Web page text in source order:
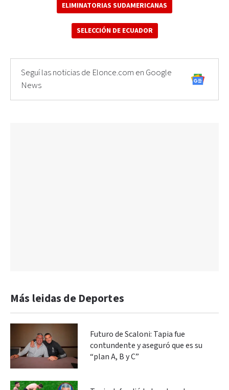
ELIMINATORIAS SUDAMERICANAS
SELECCIÓN DE ECUADOR
Seguí las noticias de Elonce.com en Google
News
Más leidas de Deportes
Futuro de Scaloni: Tapia fue
contundente y aseguró que es su
“plan A, B y C”